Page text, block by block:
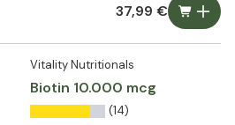
37,99 €
Vitality Nutritionals
Biotin 10.000 mcg
(14)